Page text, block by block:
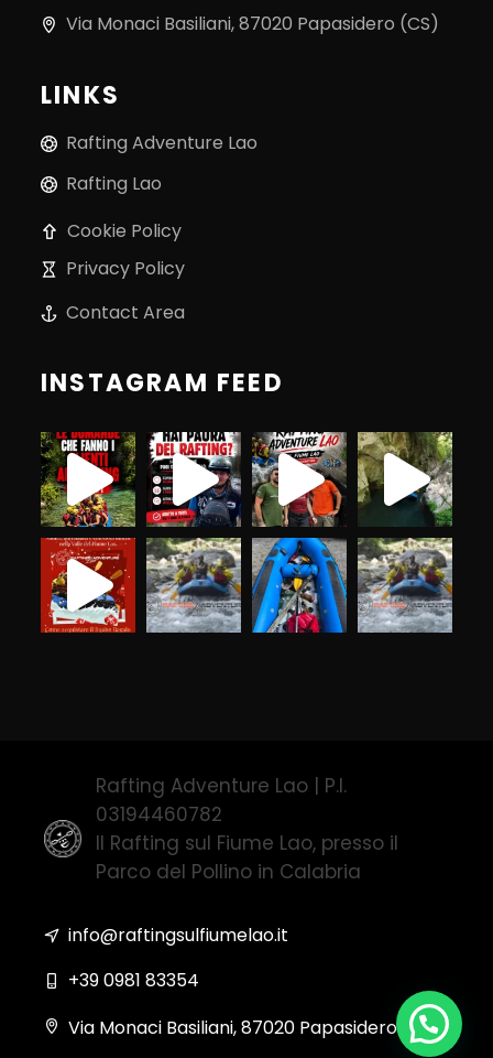
Via Monaci Basiliani, 87020 Papasidero (CS)
LINKS
Rafting Adventure Lao
Rafting Lao
Cookie Policy
Privacy Policy
Contact Area
INSTAGRAM FEED
Rafting Adventure Lao | P.I.
03194460782
Il Rafting sul Fiume Lao, presso il
Parco del Pollino in Calabria
info@raftingsulfiumelao.it
+39 0981 83354
Via Monaci Basiliani, 87020 Papasidero (CS)